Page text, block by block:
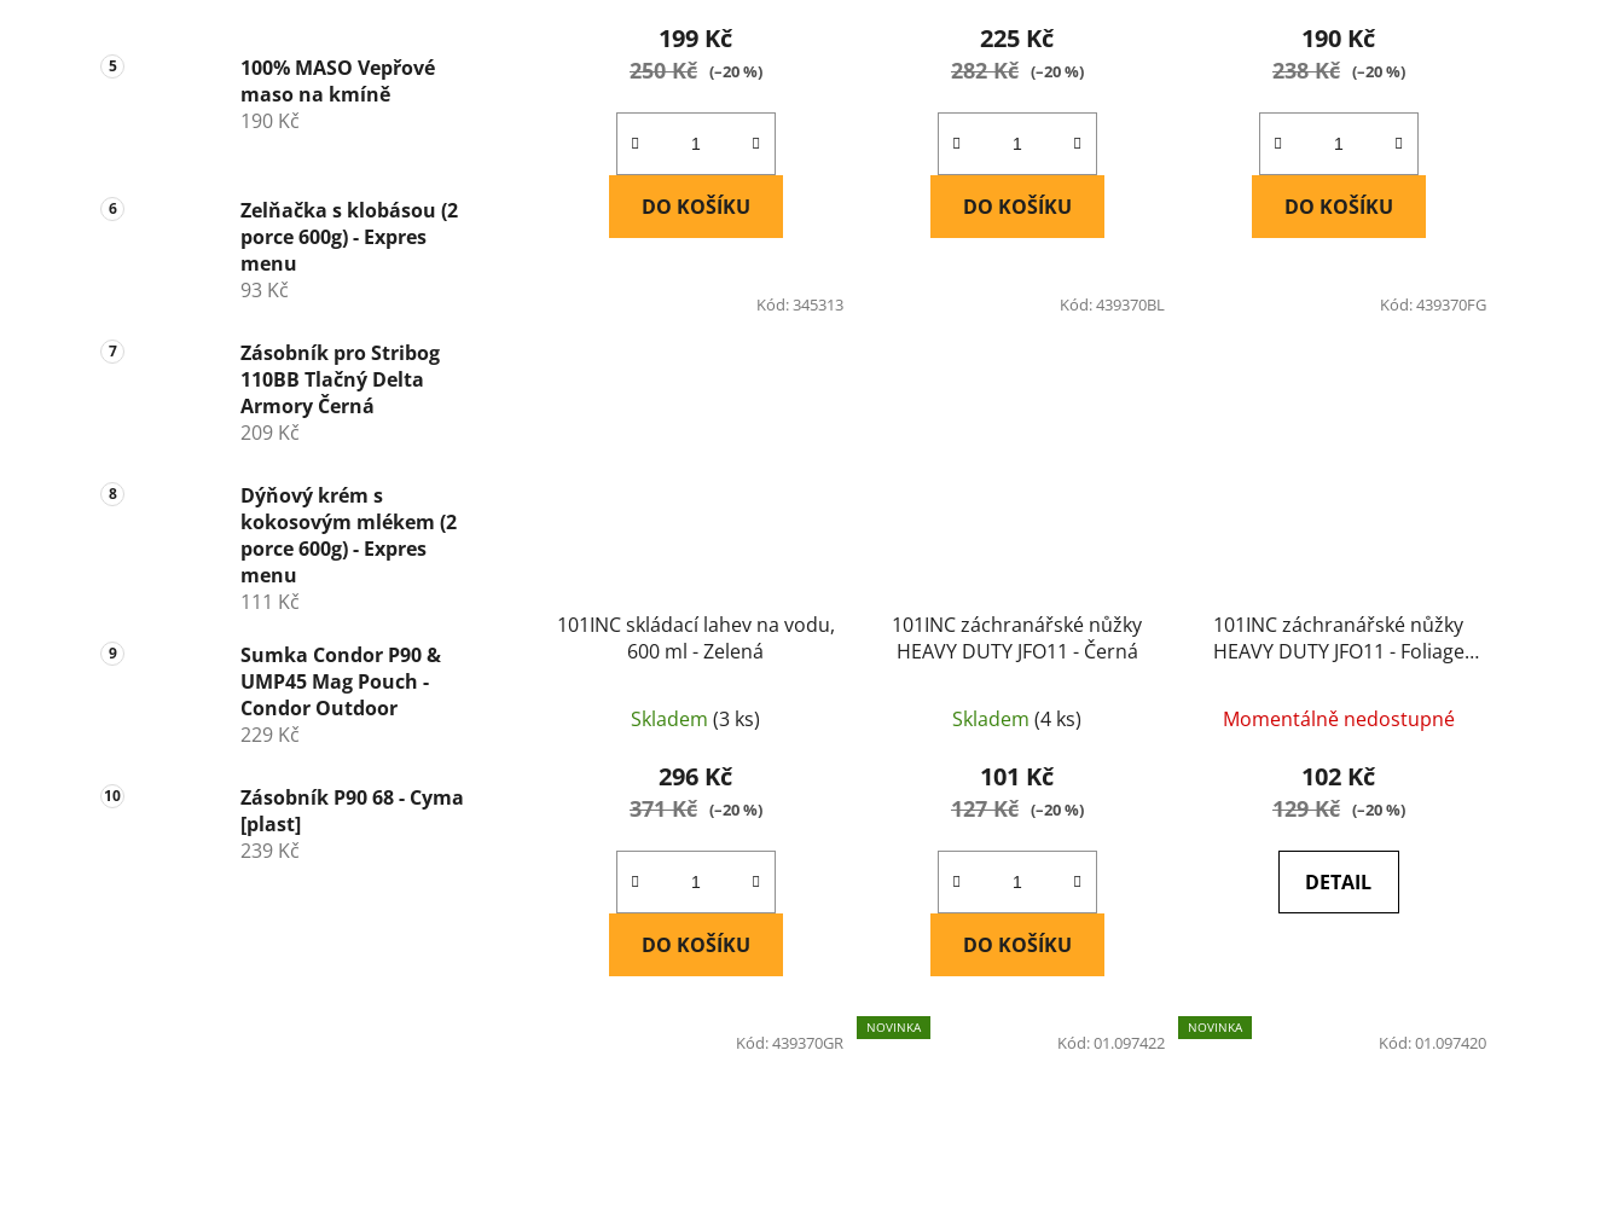
100% MASO Vepřové
maso na kmíně
190 Kč
Zelňačka s klobásou (2
porce 600g) - Expres
menu
93 Kč
Zásobník pro Stribog
110BB Tlačný Delta
Armory Černá
209 Kč
Dýňový krém s
kokosovým mlékem (2
porce 600g) - Expres
menu
111 Kč
Sumka Condor P90 &
UMP45 Mag Pouch -
Condor Outdoor
229 Kč
Zásobník P90 68 - Cyma
[plast]
239 Kč
199 Kč
250 Kč (–20 %)
DO KOŠÍKU
225 Kč
282 Kč (–20 %)
DO KOŠÍKU
190 Kč
238 Kč (–20 %)
DO KOŠÍKU
101INC skládací lahev na vodu,
600 ml - Zelená
Skladem(3 ks)
296 Kč
371 Kč (–20 %)
DO KOŠÍKU
Kód:345313
101INC záchranářské nůžky
HEAVY DUTY JFO11 - Černá
Skladem(4 ks)
101 Kč
127 Kč (–20 %)
DO KOŠÍKU
Kód:439370BL
101INC záchranářské nůžky
HEAVY DUTY JFO11 - Foliage
Momentálně nedostupné
102 Kč
129 Kč (–20 %)
DETAIL
Kód:439370FG
Kód:439370GR
NOVINKA
Kód:01.097422
NOVINKA
Kód:01.097420